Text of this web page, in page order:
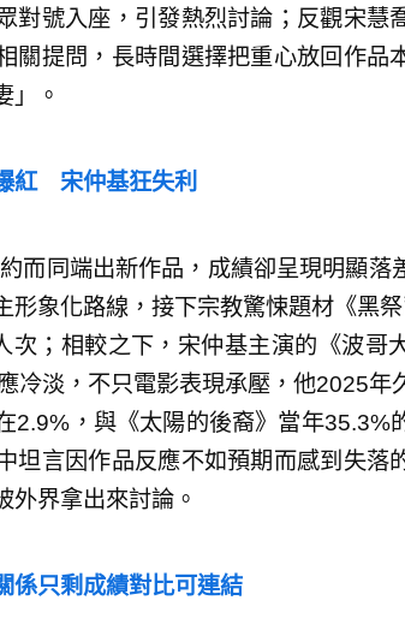
對號入座，引發熱烈討論；反觀宋慧
關提問，長時間選擇把重心放回作品
」。
紅 宋仲基狂失利
而同端出新作品，成績卻呈現明顯落
形象化路線，接下宗教驚悚題材《黑
；相較之下，宋仲基主演的《波哥
冷淡，不只電影表現承壓，他2025年
2.9%，與《太陽的後裔》當年35.3%
坦言因作品反應不如預期而感到失落
外界拿出來討論。
只剩成績對比可連結